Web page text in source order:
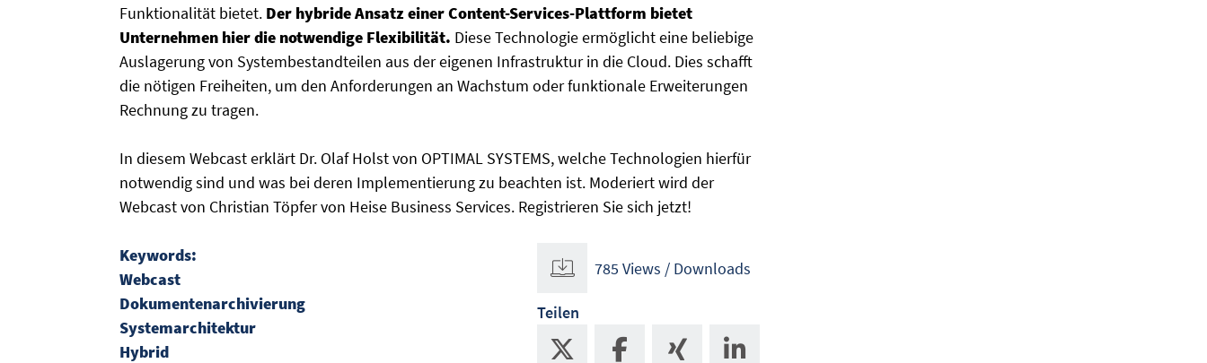
Funktionalität bietet. Der hybride Ansatz einer Content-Services-Plattform bietet
Unternehmen hier die notwendige Flexibilität. Diese Technologie ermöglicht eine beliebige
Auslagerung von Systembestandteilen aus der eigenen Infrastruktur in die Cloud. Dies schafft
die nötigen Freiheiten, um den Anforderungen an Wachstum oder funktionale Erweiterungen
Rechnung zu tragen.
In diesem Webcast erklärt Dr. Olaf Holst von OPTIMAL SYSTEMS, welche Technologien hierfür
notwendig sind und was bei deren Implementierung zu beachten ist. Moderiert wird der
Webcast von Christian Töpfer von Heise Business Services. Registrieren Sie sich jetzt!
Keywords:
Webcast
Dokumentenarchivierung
Systemarchitektur
Hybrid
785 Views / Downloads
Teilen